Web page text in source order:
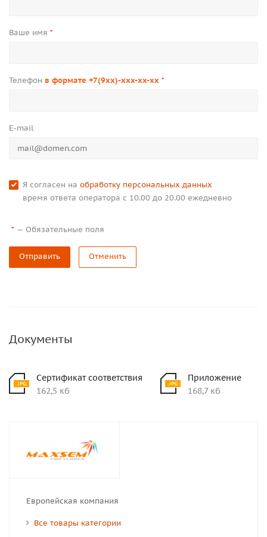
Ваше имя *
Телефон в формате +7(9xx)-xxx-xx-xx *
E-mail
Я согласен на обработку персональных данных
время ответа оператора с 10.00 до 20.00 ежедневно
* — Обязательные поля
Отправить Отменить
Документы
Сертификат соответствия
162,5 кб
Приложение
168,7 кб
Европейская компания
Все товары категории